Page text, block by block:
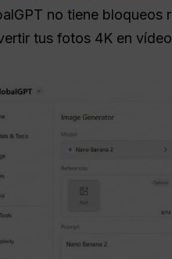
no tiene bloqueos
tus fotos 4K en